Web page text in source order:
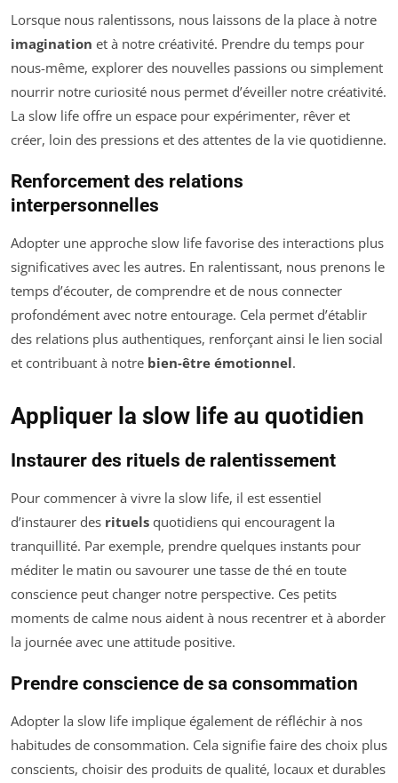
Lorsque nous ralentissons, nous laissons de la place à notre
imagination et à notre créativité. Prendre du temps pour
nous-même, explorer des nouvelles passions ou simplement
nourrir notre curiosité nous permet d’éveiller notre créativité.
La slow life offre un espace pour expérimenter, rêver et
créer, loin des pressions et des attentes de la vie quotidienne.
Renforcement des relations
interpersonnelles
Adopter une approche slow life favorise des interactions plus
significatives avec les autres. En ralentissant, nous prenons le
temps d’écouter, de comprendre et de nous connecter
profondément avec notre entourage. Cela permet d’établir
des relations plus authentiques, renforçant ainsi le lien social
et contribuant à notre bien-être émotionnel.
Appliquer la slow life au quotidien
Instaurer des rituels de ralentissement
Pour commencer à vivre la slow life, il est essentiel
d’instaurer des rituels quotidiens qui encouragent la
tranquillité. Par exemple, prendre quelques instants pour
méditer le matin ou savourer une tasse de thé en toute
conscience peut changer notre perspective. Ces petits
moments de calme nous aident à nous recentrer et à aborder
la journée avec une attitude positive.
Prendre conscience de sa consommation
Adopter la slow life implique également de réfléchir à nos
habitudes de consommation. Cela signifie faire des choix plus
conscients, choisir des produits de qualité, locaux et durables